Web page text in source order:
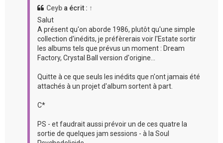
Ceyb a écrit : ↑
Salut
A présent qu'on aborde 1986, plutôt qu'une simple
collection d'inédits, je préfèrerais voir l'Estate sortir
les albums tels que prévus un moment : Dream
Factory, Crystal Ball version d'origine...
Quitte à ce que seuls les inédits que n'ont jamais été
attachés à un projet d'album sortent à part.
C*
PS - et faudrait aussi prévoir un de ces quatre la
sortie de quelques jam sessions - à la Soul